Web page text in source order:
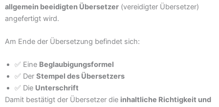
allgemein beeidigten Übersetzer (vereidigter Übersetzer)
angefertigt wird.
Am Ende der Übersetzung befindet sich:
✅ Eine Beglaubigungsformel
✅ Der Stempel des Übersetzers
✅ Die Unterschrift
Damit bestätigt der Übersetzer die inhaltliche Richtigkeit und